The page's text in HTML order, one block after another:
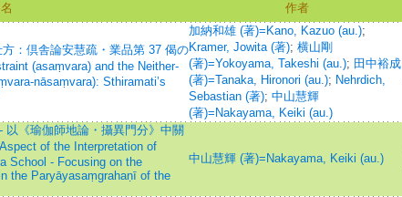
作者
：倶舎論安慧疏・業品第 37 偈の
(asaṃvara) and the Neither-
nāsaṃvara): Sthiramati’s
加納和雄 (著)=Kano, Kazuo (au.);
Kramer, Jowita (著); 横山剛
(著)=Yokoyama, Takeshi (au.); 田中裕成
(著)=Tanaka, Hironori (au.); Nehrdich,
Sebastian (著); 中山慧輝
(著)=Nakayama, Keiki (au.)
《瑜伽師地論・攝異門分》中關
of the Interpretation of
School - Focusing on the
the Paryāyasaṃgrahaṇī of the
中山慧輝 (著)=Nakayama, Keiki (au.)